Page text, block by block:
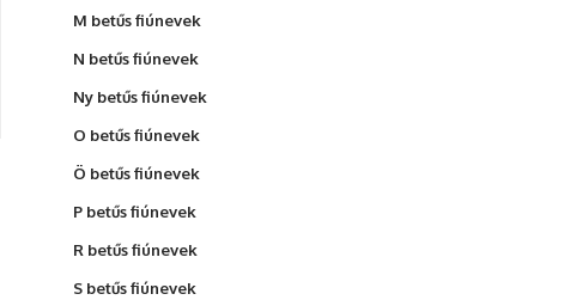
M betűs fiúnevek
N betűs fiúnevek
Ny betűs fiúnevek
O betűs fiúnevek
Ö betűs fiúnevek
P betűs fiúnevek
R betűs fiúnevek
S betűs fiúnevek